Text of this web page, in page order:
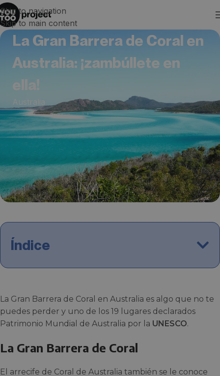
Skip to navigation
Skip to main content
La Gran Barrera de Coral en
Australia: ¡zambúllete en
ella!
Australia
Índice
La Gran Barrera de Coral en Australia es algo que no te
puedes perder y uno de los 19 lugares declarados
Patrimonio Mundial de Australia por la UNESCO.
La Gran Barrera de Coral
El arrecife de Coral de Australia también se le conoce